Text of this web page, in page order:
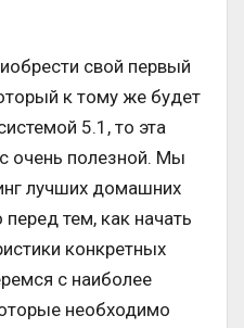
свой первый
к тому же будет
5.1, то эта
очень полезной. Мы
лучших домашних
тем, как начать
конкретных
с наиболее
необходимо